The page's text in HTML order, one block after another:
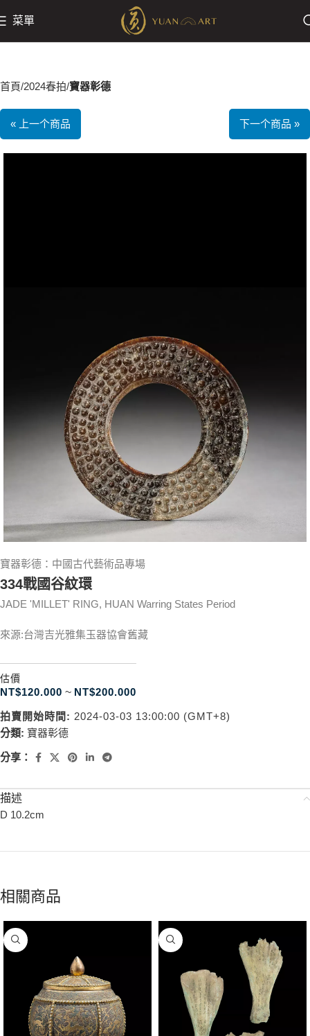
菜單
首頁 2024春拍 寶器彰德
« 上一个商品 下一个商品 »
寶器彰德：中國古代藝術品專場
334戰國谷紋環
JADE 'MILLET' RING, HUAN Warring States Period
來源:台灣吉光雅集玉器協會舊藏
估價
NT$120.000 ~ NT$200.000
拍賣開始時間: 2024-03-03 13:00:00 (GMT+8)
分類: 寶器彰德
分享：
描述
D 10.2cm
相關商品